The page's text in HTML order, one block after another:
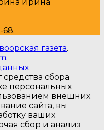
68.
газета.
.
сбора
персональных
внешних
сайта, вы
ваших
сбор и анализ